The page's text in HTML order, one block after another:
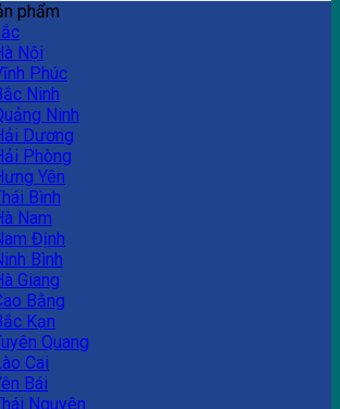
quảng cáo, pano quảng cáo, quảng cáo
phẩm
Nội
Phúc
Ninh
Ninh
Dương
Phòng
Yên
Bình
Nam
Định
Bình
Giang
Bằng
Kạn
Quang
Cai
Bái
Nguyên